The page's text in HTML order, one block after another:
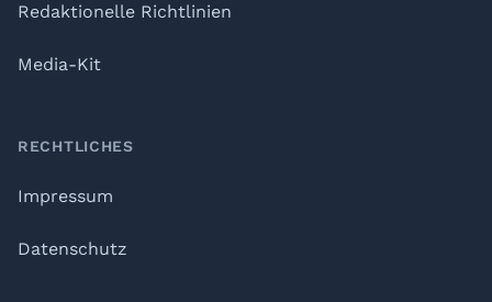
Redaktionelle Richtlinien
Media-Kit
RECHTLICHES
Impressum
Datenschutz